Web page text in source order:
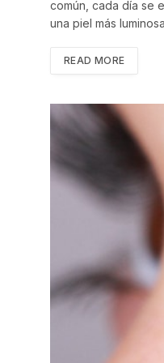
común, cada día se
una piel más
READ MORE